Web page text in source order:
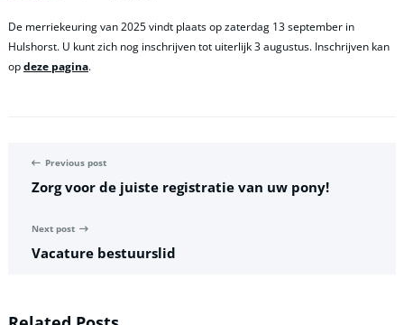
De merriekeuring van 2025 vindt plaats op zaterdag 13 september in
Hulshorst. U kunt zich nog inschrijven tot uiterlijk 3 augustus. Inschrijven kan
opdeze pagina.
Previous post
Zorg voor de juiste registratie van uw pony!
Next post
Vacature bestuurslid